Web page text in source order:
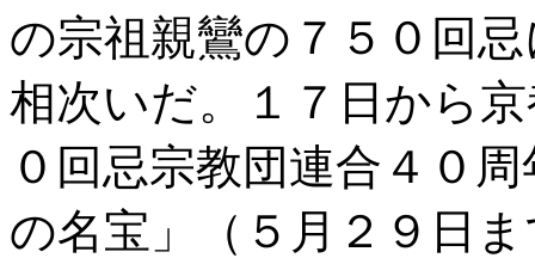
の宗祖親鸞の７５０回
相次いだ。１７日から
０回忌宗教団連合４０
の名宝」（５月２９日